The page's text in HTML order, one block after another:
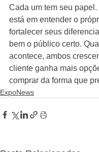
Cada um tem seu
está em entender o
fortalecer seus
bem o público certo.
acontece, ambos
cliente ganha mais
comprar da forma que
ExpoNews